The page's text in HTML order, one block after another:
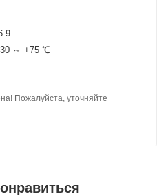
～ +75 ℃
Пожалуйста, уточняйте